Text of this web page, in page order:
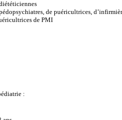
de puéricultrices,
de PMI
: